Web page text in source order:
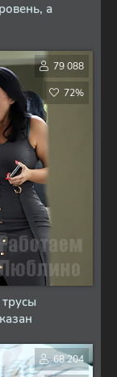
а
79 088
72%
68 204